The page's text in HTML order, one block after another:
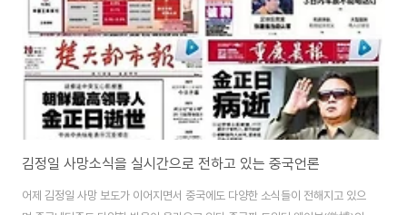
산 가격이 오르락 내리락 ..
김정일 사망소식을 실시간으로 전하고 있는 중국언론
어제 김정일 사망 보도가 이어지면서 중국에도 다양한 소식들이 전해지고 있으